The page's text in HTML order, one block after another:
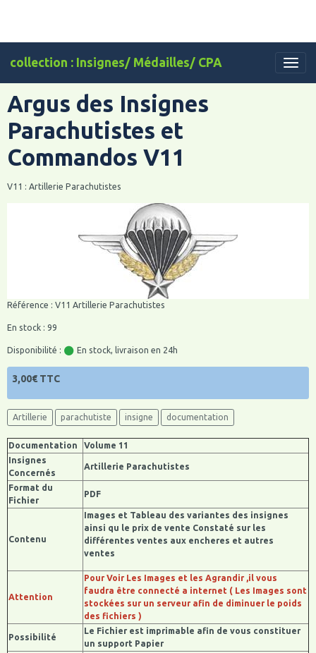
collection : Insignes/ Médailles/ CPA
Argus des Insignes
Parachutistes et
Commandos V11
V11 : Artillerie Parachutistes
Référence : V11 Artillerie Parachutistes
En stock : 99
Disponibilité : En stock, livraison en 24h
3,00€ TTC
Artillerie parachutiste insigne documentation
Documentation
Volume 11
Insignes
Concernés
Artillerie Parachutistes
Format du
Fichier
PDF
Contenu
Images et Tableau des variantes des insignes
ainsi qu le prix de vente Constaté sur les
différentes ventes aux encheres et autres
ventes
Attention
Pour Voir Les Images et les Agrandir ,il vous
faudra être connecté a internet ( Les Images sont
stockées sur un serveur afin de diminuer le poids
des fichiers )
Possibilité
Le Fichier est imprimable afin de vous constituer
un support Papier